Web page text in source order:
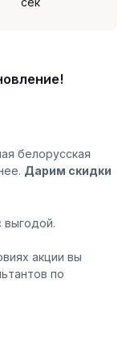
белорусская
Дарим скидки
выгодой.
акции вы
по